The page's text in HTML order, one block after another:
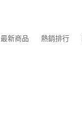
最新商品 熱銷排行